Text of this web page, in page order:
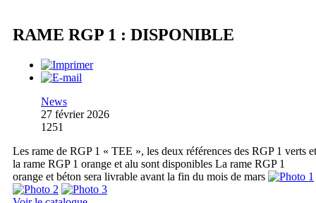
RAME RGP 1 : DISPONIBLE
News
27 février 2026
1251
Les rame de RGP 1 « TEE », les deux références des RGP 1 verts et
la rame RGP 1 orange et alu sont disponibles La rame RGP 1
orange et béton sera livrable avant la fin du mois de mars